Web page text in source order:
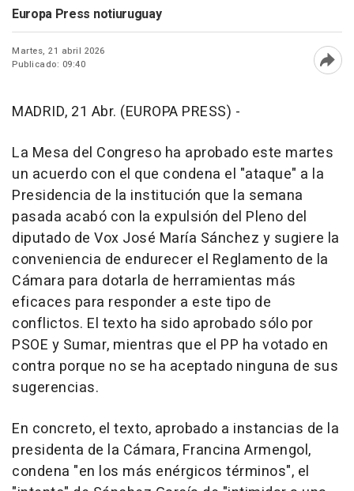
Europa Press notiuruguay
Martes, 21 abril 2026
Publicado: 09:40
MADRID, 21 Abr. (EUROPA PRESS) -
La Mesa del Congreso ha aprobado este martes
un acuerdo con el que condena el "ataque" a la
Presidencia de la institución que la semana
pasada acabó con la expulsión del Pleno del
diputado de Vox José María Sánchez y sugiere la
conveniencia de endurecer el Reglamento de la
Cámara para dotarla de herramientas más
eficaces para responder a este tipo de
conflictos. El texto ha sido aprobado sólo por
PSOE y Sumar, mientras que el PP ha votado en
contra porque no se ha aceptado ninguna de sus
sugerencias.
En concreto, el texto, aprobado a instancias de la
presidenta de la Cámara, Francina Armengol,
condena "en los más enérgicos términos", el